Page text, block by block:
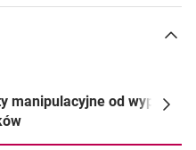
manipulacyjne od